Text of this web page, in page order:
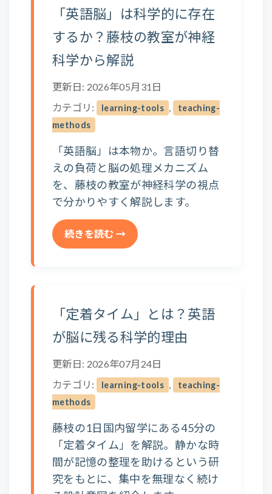
「英語脳」は科学的に存在
するか？藤枝の教室が神経
科学から解説
更新日: 2026年05月31日
カテゴリ:
learning-tools ,
teaching-
methods
「英語脳」は本物か。言語切り替
えの負荷と脳の処理メカニズム
を、藤枝の教室が神経科学の視点
で分かりやすく解説します。
続きを読む →
「定着タイム」とは？英語
が脳に残る科学的理由
更新日: 2026年07月24日
カテゴリ:
learning-tools ,
teaching-
methods
藤枝の1日国内留学にある45分の
「定着タイム」を解説。静かな時
間が記憶の整理を助けるという研
究をもとに、集中を無理なく続け